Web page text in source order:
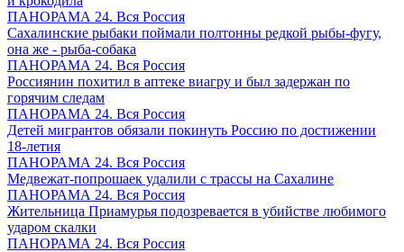
ПАНОРАМА 24. Вся Россия
Сахалинские рыбаки поймали полтонны редкой рыбы-фугу,
она же - рыба-собака
ПАНОРАМА 24. Вся Россия
Россиянин похитил в аптеке виагру и был задержан по
горячим следам
ПАНОРАМА 24. Вся Россия
Детей мигрантов обязали покинуть Россию по достижении
18-летия
ПАНОРАМА 24. Вся Россия
Медвежат-попрошаек удалили с трассы на Сахалине
ПАНОРАМА 24. Вся Россия
Жительница Приамурья подозревается в убийстве любимого
ударом скалки
ПАНОРАМА 24. Вся Россия